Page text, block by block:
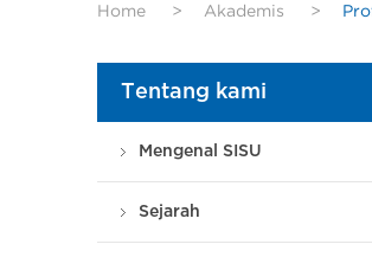
Home > Akademis >
Tentang kami
Mengenal SISU
Sejarah